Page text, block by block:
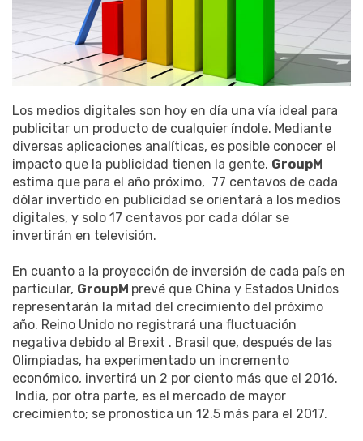
Los medios digitales son hoy en día una vía ideal para
publicitar un producto de cualquier índole. Mediante
diversas aplicaciones analíticas, es posible conocer el
impacto que la publicidad tienen la gente. GroupM
estima que para el año próximo, 77 centavos de cada
dólar invertido en publicidad se orientará a los medios
digitales, y solo 17 centavos por cada dólar se
invertirán en televisión.
En cuanto a la proyección de inversión de cada país en
particular, GroupM prevé que China y Estados Unidos
representarán la mitad del crecimiento del próximo
año. Reino Unido no registrará una fluctuación
negativa debido al Brexit . Brasil que, después de las
Olimpiadas, ha experimentado un incremento
económico, invertirá un 2 por ciento más que el 2016.
India, por otra parte, es el mercado de mayor
crecimiento; se pronostica un 12.5 más para el 2017.